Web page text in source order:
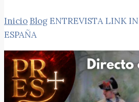
Inicio Blog ENTREVISTA LINK
ESPAÑA